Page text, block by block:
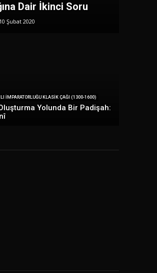
Dair İkinci Soru
10 Şubat 2020
İMPARATORLUĞU KLASIK ÇAĞI (1300-1600)
Yolunda Bir Padişah: